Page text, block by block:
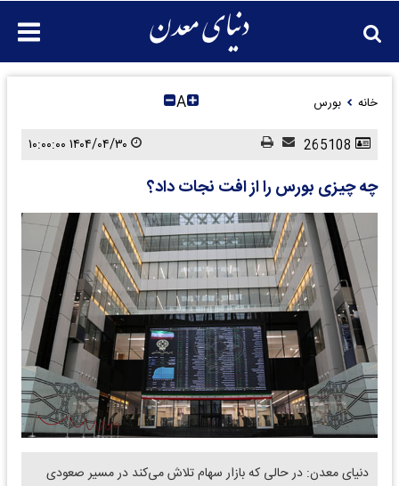
خانه بورس A
چه چیزی بورس را از افت نجات داد؟
دنیای معدن: در حالی که بازار سهام تلاش می‌کند در مسیر صعودی